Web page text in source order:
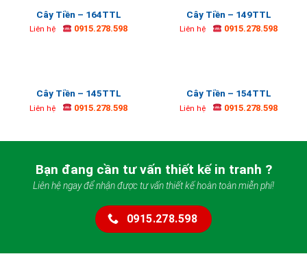
Cây Tiền – 164TTL
Liên hệ 0915.278.598
Cây Tiền – 149TTL
Liên hệ 0915.278.598
Cây Tiền – 145TTL
Liên hệ 0915.278.598
Cây Tiền – 154TTL
Liên hệ 0915.278.598
Bạn đang cần tư vấn thiết kế in tranh ?
Liên hệ ngay để nhận được tư vấn thiết kế hoàn toàn miễn phí!
0915.278.598